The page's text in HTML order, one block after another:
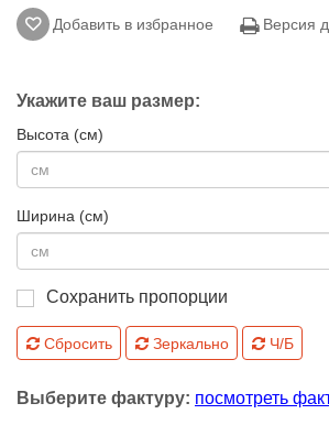
Добавить в избранное Версия
Укажите ваш размер:
Высота (см)
Ширина (см)
Сохранить пропорции
Сбросить Зеркально Ч/Б
Выберите фактуру: посмотреть